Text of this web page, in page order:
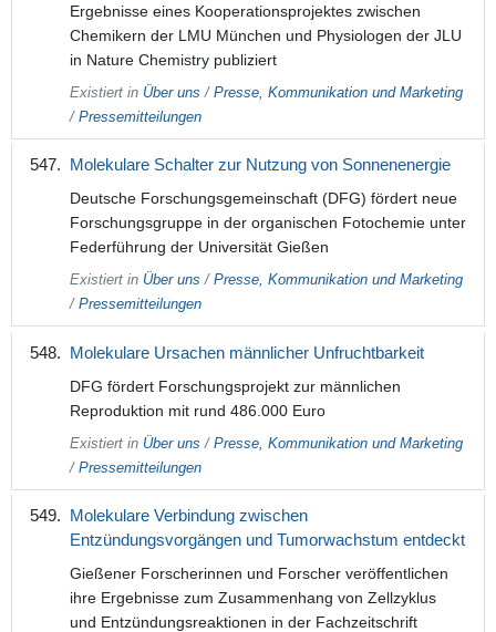
Ergebnisse eines Kooperationsprojektes zwischen
Chemikern der LMU München und Physiologen der JLU
in Nature Chemistry publiziert
Existiert in Über uns / Presse, Kommunikation und Marketing
/ Pressemitteilungen
Molekulare Schalter zur Nutzung von Sonnenenergie
Deutsche Forschungsgemeinschaft (DFG) fördert neue
Forschungsgruppe in der organischen Fotochemie unter
Federführung der Universität Gießen
Existiert in Über uns / Presse, Kommunikation und Marketing
/ Pressemitteilungen
Molekulare Ursachen männlicher Unfruchtbarkeit
DFG fördert Forschungsprojekt zur männlichen
Reproduktion mit rund 486.000 Euro
Existiert in Über uns / Presse, Kommunikation und Marketing
/ Pressemitteilungen
Molekulare Verbindung zwischen
Entzündungsvorgängen und Tumorwachstum entdeckt
Gießener Forscherinnen und Forscher veröffentlichen
ihre Ergebnisse zum Zusammenhang von Zellzyklus
und Entzündungsreaktionen in der Fachzeitschrift